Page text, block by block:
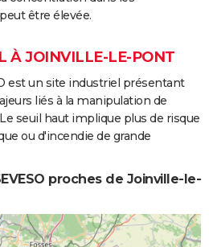
être élevée.
À JOINVILLE-LE-PONT
est un site industriel présentant
liés à la manipulation de
seuil haut implique plus de risque
ou d'incendie de grande
proches de Joinville-le-